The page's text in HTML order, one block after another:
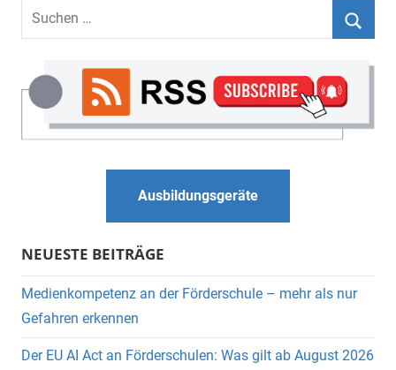
Suchen
nach:
Ausbildungsgeräte
NEUESTE BEITRÄGE
Medienkompetenz an der Förderschule – mehr als nur
Gefahren erkennen
Der EU AI Act an Förderschulen: Was gilt ab August 2026